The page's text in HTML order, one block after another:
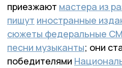
приезжают мастера из
пишут иностранные
сюжеты федеральные
песни музыканты; они
победителями